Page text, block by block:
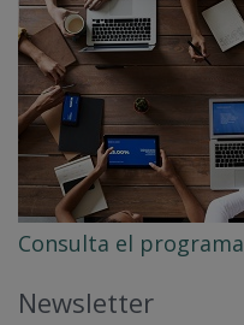
Consulta el programa
Newsletter